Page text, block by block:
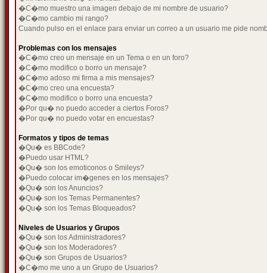
�C�mo muestro una imagen debajo de mi nombre de usuario?
�C�mo cambio mi rango?
Cuando pulso en el enlace para enviar un correo a un usuario me pide
Problemas con los mensajes
�C�mo creo un mensaje en un Tema o en un foro?
�C�mo modifico o borro un mensaje?
�C�mo adoso mi firma a mis mensajes?
�C�mo creo una encuesta?
�C�mo modifico o borro una encuesta?
�Por qu� no puedo acceder a ciertos Foros?
�Por qu� no puedo votar en encuestas?
Formatos y tipos de temas
�Qu� es BBCode?
�Puedo usar HTML?
�Qu� son los emoticonos o Smileys?
�Puedo colocar im�genes en los mensajes?
�Qu� son los Anuncios?
�Qu� son los Temas Permanentes?
�Qu� son los Temas Bloqueados?
Niveles de Usuarios y Grupos
�Qu� son los Administradores?
�Qu� son los Moderadores?
�Qu� son Grupos de Usuarios?
�C�mo me uno a un Grupo de Usuarios?